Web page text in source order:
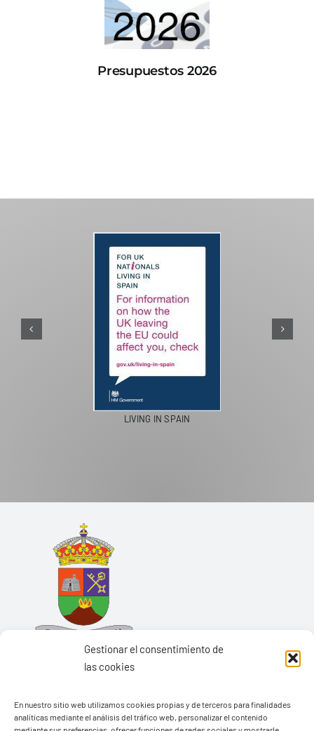
Gestionar el consentimiento de
las cookies
En nuestro sitio web utilizamos cookies propias y de terceros para finalidades
analíticas mediante el análisis del tráfico web, personalizar el contenido
Presupuestos 2026
LIVING IN SPAIN
Ayuntamiento de Yaiza